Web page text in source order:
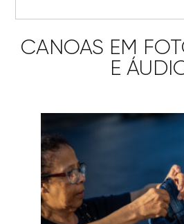
CANOAS EM
E